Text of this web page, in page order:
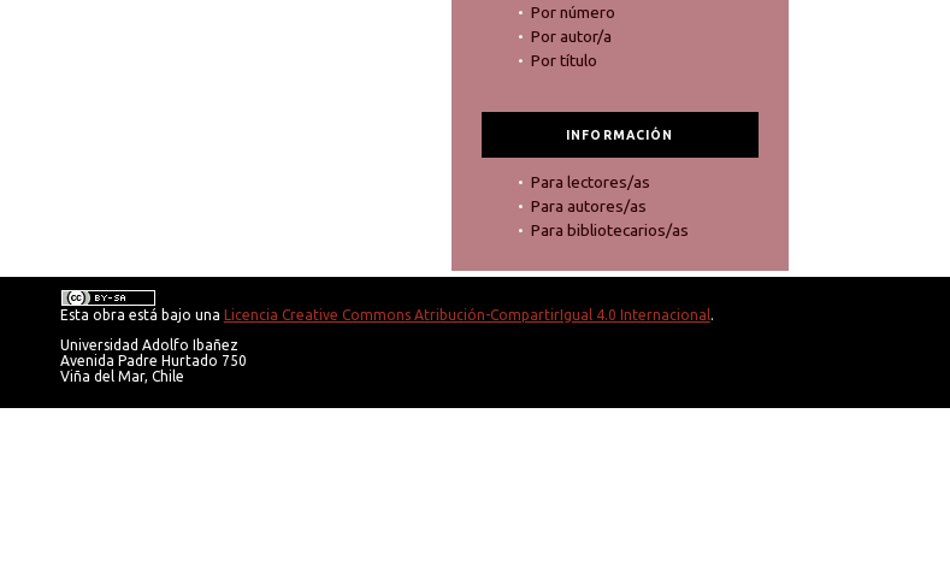
Por número
Por autor/a
Por título
INFORMACIÓN
Para lectores/as
Para autores/as
Para bibliotecarios/as
Esta obra está bajo una Licencia Creative Commons Atribución-CompartirIgual 4.0 Internacional.
Universidad Adolfo Ibañez
Avenida Padre Hurtado 750
Viña del Mar, Chile